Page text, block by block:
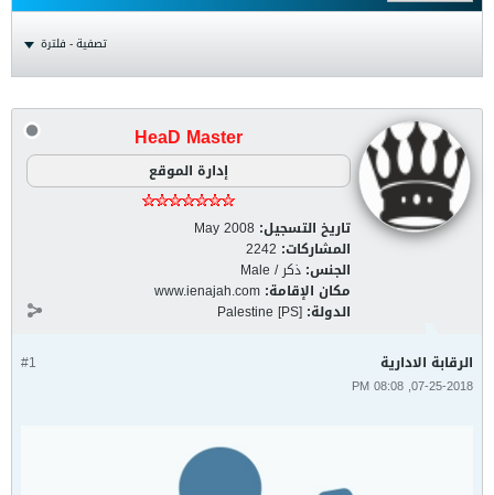
تصفية - فلترة
HeaD Master
إدارة الموقع
تاريخ التسجيل: May 2008
المشاركات: 2242
الجنس: ذكر / Male
مكان الإقامة: www.ienajah.com
الدولة: Palestine [PS]
#1 الرقابة الادارية
07-25-2018, 08:08 PM